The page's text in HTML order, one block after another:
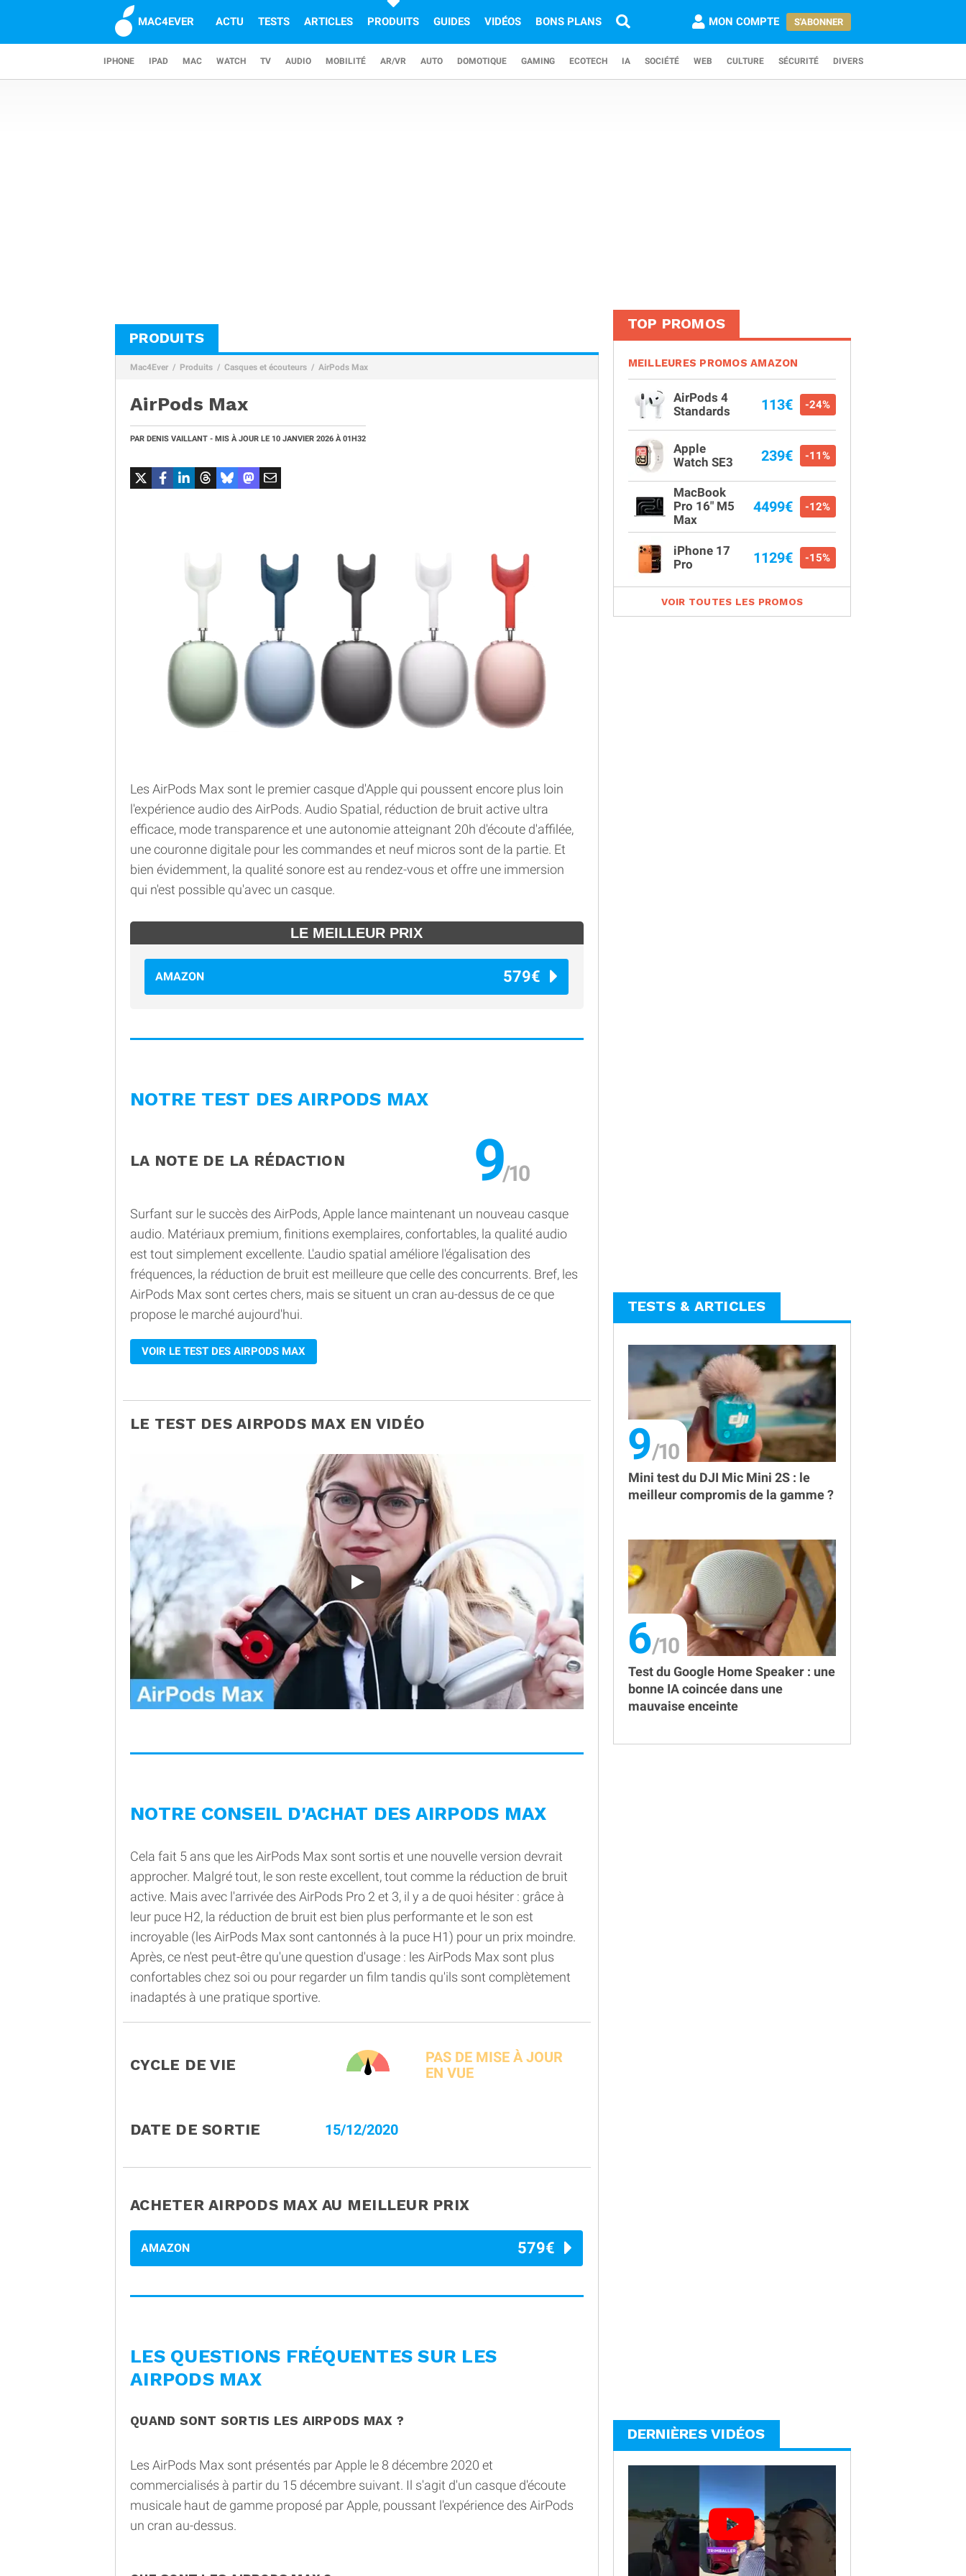
MAC4EVER ACTU TESTS ARTICLES PRODUITS GUIDES VIDÉOS BONS PLANS MON COMPTE S'ABONNER
IPHONE IPAD MAC WATCH TV AUDIO MOBILITÉ AR/VR AUTO DOMOTIQUE GAMING ECOTECH IA SOCIÉTÉ WEB CULTURE SÉCURITÉ DIVERS
PRODUITS
Mac4Ever Produits Casques et écouteurs AirPods Max
AirPods Max
PAR DENIS VAILLANT - MIS À JOUR LE 10 JANVIER 2026 À 01H32
Les AirPods Max sont le premier casque d'Apple qui poussent encore plus loin
l'expérience audio des AirPods. Audio Spatial, réduction de bruit active ultra
efficace, mode transparence et une autonomie atteignant 20h d'écoute d'affilée,
une couronne digitale pour les commandes et neuf micros sont de la partie. Et
bien évidemment, la qualité sonore est au rendez-vous et offre une immersion
qui n'est possible qu'avec un casque.
LE MEILLEUR PRIX
AMAZON 579€
NOTRE TEST DES AIRPODS MAX
LA NOTE DE LA RÉDACTION 9
Surfant sur le succès des AirPods, Apple lance maintenant un nouveau casque
audio. Matériaux premium, finitions exemplaires, confortables, la qualité audio
est tout simplement excellente. L'audio spatial améliore l'égalisation des
fréquences, la réduction de bruit est meilleure que celle des concurrents. Bref, les
AirPods Max sont certes chers, mais se situent un cran au-dessus de ce que
propose le marché aujourd'hui.
VOIR LE TEST DES AIRPODS MAX
LE TEST DES AIRPODS MAX EN VIDÉO
Test des AirPods Max !
NOTRE CONSEIL D'ACHAT DES AIRPODS MAX
Cela fait 5 ans que les AirPods Max sont sortis et une nouvelle version devrait
approcher. Malgré tout, le son reste excellent, tout comme la réduction de bruit
active. Mais avec l'arrivée des AirPods Pro 2 et 3, il y a de quoi hésiter : grâce à
leur puce H2, la réduction de bruit est bien plus performante et le son est
incroyable (les AirPods Max sont cantonnés à la puce H1) pour un prix moindre.
Après, ce n'est peut-être qu'une question d'usage : les AirPods Max sont plus
confortables chez soi ou pour regarder un film tandis qu'ils sont complètement
inadaptés à une pratique sportive.
CYCLE DE VIE
PAS DE MISE À JOUR
EN VUE
DATE DE SORTIE 15/12/2020
ACHETER AIRPODS MAXAU MEILLEUR PRIX
AMAZON 579€
LES QUESTIONS FRÉQUENTES SUR LES
AIRPODS MAX
QUAND SONT SORTIS LES AIRPODS MAX ?
Les AirPods Max sont présentés par Apple le 8 décembre 2020 et
commercialisés à partir du 15 décembre suivant. Il s'agit d'un casque d'écoute
musicale haut de gamme proposé par Apple, poussant l'expérience des AirPods
un cran au-dessus.
TOP PROMOS
MEILLEURES PROMOS AMAZON
AirPods 4
Standards
113€ -24%
Apple
Watch SE3
239€ -11%
MacBook
Pro 16" M5
Max
4499€ -12%
iPhone 17
Pro
1129€ -15%
VOIR TOUTES LES PROMOS
TESTS & ARTICLES
9
Mini test du DJI Mic Mini 2S : le
meilleur compromis de la gamme ?
6
Test du Google Home Speaker : une
bonne IA coincée dans une
mauvaise enceinte
DERNIÈRES VIDÉOS